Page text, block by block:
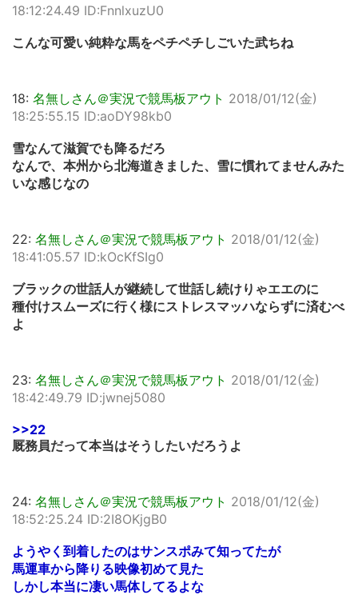
18:12:24.49 ID:FnnlxuzU0
こんな可愛い純粋な馬をペチペチしごいた武ちね
18: 名無しさん＠実況で競馬板アウト 2018/01/12(金)
18:25:55.15 ID:aoDY98kb0
雪なんて滋賀でも降るだろ
なんで、本州から北海道きました、雪に慣れてませんみた
いな感じなの
22: 名無しさん＠実況で競馬板アウト 2018/01/12(金)
18:41:05.57 ID:kOcKfSIg0
ブラックの世話人が継続して世話し続けりゃエエのに
種付けスムーズに行く様にストレスマッハならずに済むべ
よ
23: 名無しさん＠実況で競馬板アウト 2018/01/12(金)
18:42:49.79 ID:jwnej5080
>>22
厩務員だって本当はそうしたいだろうよ
24: 名無しさん＠実況で競馬板アウト 2018/01/12(金)
18:52:25.24 ID:2I8OKjgB0
ようやく到着したのはサンスポみて知ってたが
馬運車から降りる映像初めて見た
しかし本当に凄い馬体してるよな